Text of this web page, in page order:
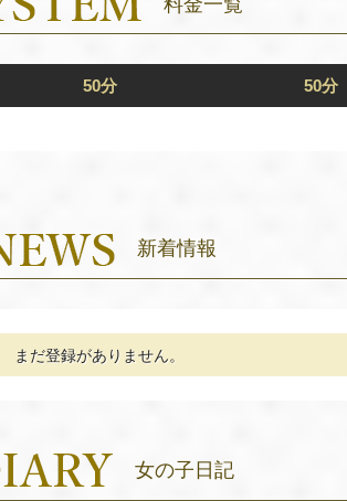
料金一覧
50分 50分
新着情報
まだ登録がありません。
女の子日記